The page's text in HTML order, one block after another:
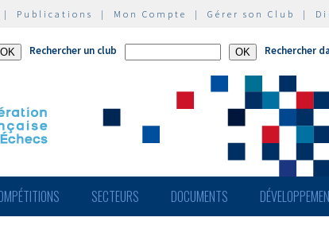
| Publications | Mon Compte | Gérer son Club |
Rechercher un club Rechercher
SECTEURS DOCUMENTS